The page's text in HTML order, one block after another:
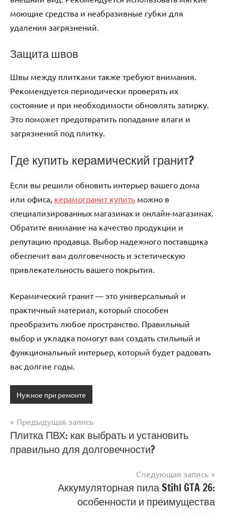
моющие средства и неабразивные губки для
удаления загрязнений.
Защита швов
Швы между плитками также требуют внимания.
Рекомендуется периодически проверять их
состояние и при необходимости обновлять затирку.
Это поможет предотвратить попадание влаги и
загрязнений под плитку.
Где купить керамический гранит?
Если вы решили обновить интерьер вашего дома
или офиса, керамогранит купить можно в
специализированных магазинах и онлайн-магазинах.
Обратите внимание на качество продукции и
репутацию продавца. Выбор надежного поставщика
обеспечит вам долговечность и эстетическую
привлекательность вашего покрытия.
Керамический гранит — это универсальный и
практичный материал, который способен
преобразить любое пространство. Правильный
выбор и укладка помогут вам создать стильный и
функциональный интерьер, который будет радовать
вас долгие годы.
Нужное при ремонте
Навигация
по
Предыдущая запись
Плитка ПВХ: как выбрать и установить
правильно для долговечности?
Следующая запись
Аккумуляторная пила Stihl GTA 26:
особенности и преимущества